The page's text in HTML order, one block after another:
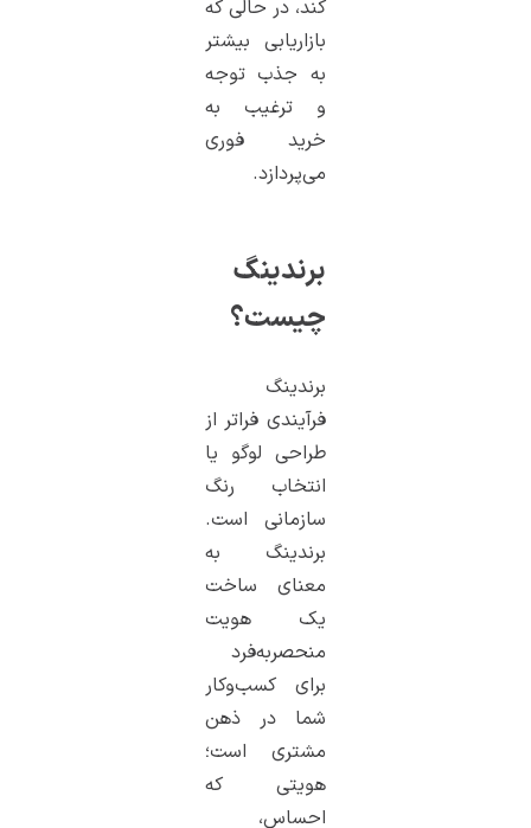
کند، در حالی که
بازاریابی بیشتر
به جذب توجه
و ترغیب به
خرید فوری
می‌پردازد.
برندینگ
چیست؟
برندینگ
فرآیندی فراتر از
طراحی لوگو یا
انتخاب رنگ
سازمانی است.
برندینگ به
معنای ساخت
یک هویت
منحصر‌به‌فرد
برای کسب‌وکار
شما در ذهن
مشتری است؛
هویتی که
احساس،